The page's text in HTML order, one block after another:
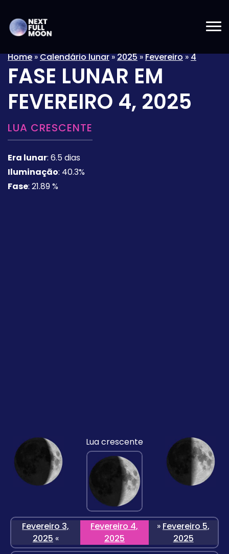
Home»Calendário lunar»2025»Fevereiro»4
FASE LUNAR EM
FEVEREIRO 4, 2025
LUA CRESCENTE
Era lunar: 6.5 dias
Iluminação: 40.3%
Fase: 21.89 %
Lua crescente
Fevereiro 3,
2025 «
Fevereiro 4,
2025
» Fevereiro 5,
2025